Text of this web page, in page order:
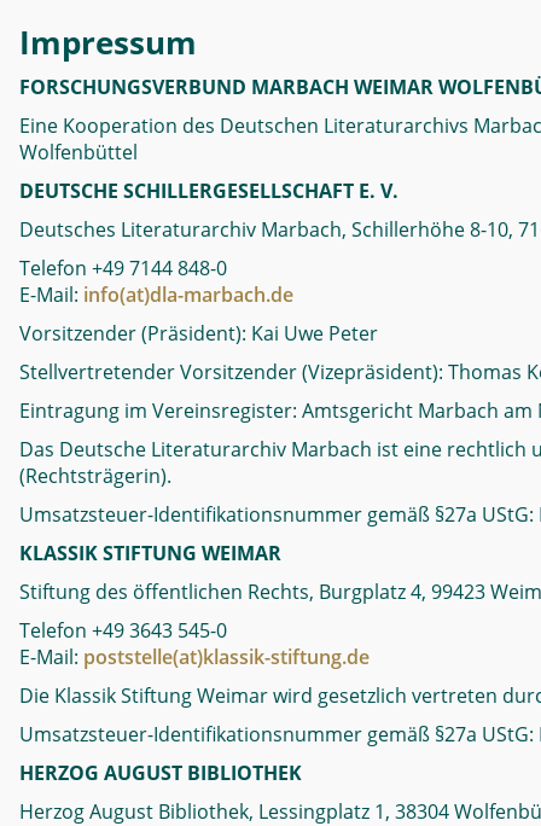
Impressum
FORSCHUNGSVERBUND MARBACH WEIMAR
Eine Kooperation des Deutschen Literaturarchivs
Wolfenbüttel
DEUTSCHE SCHILLERGESELLSCHAFT E. V.
Deutsches Literaturarchiv Marbach, Schillerhöhe 8-10,
Telefon +49 7144 848-0
E-Mail: info(at)dla-marbach.de
Vorsitzender (Präsident): Kai Uwe Peter
Stellvertretender Vorsitzender (Vizepräsident): Thomas
Eintragung im Vereinsregister: Amtsgericht Marbach am
Das Deutsche Literaturarchiv Marbach ist eine rechtlich
(Rechtsträgerin).
Umsatzsteuer-Identifikationsnummer gemäß §27a UStG:
KLASSIK STIFTUNG WEIMAR
Stiftung des öffentlichen Rechts, Burgplatz 4, 99423
Telefon +49 3643 545-0
E-Mail: poststelle(at)klassik-stiftung.de
Die Klassik Stiftung Weimar wird gesetzlich vertreten
Umsatzsteuer-Identifikationsnummer gemäß §27a UStG:
HERZOG AUGUST BIBLIOTHEK
Herzog August Bibliothek, Lessingplatz 1, 38304